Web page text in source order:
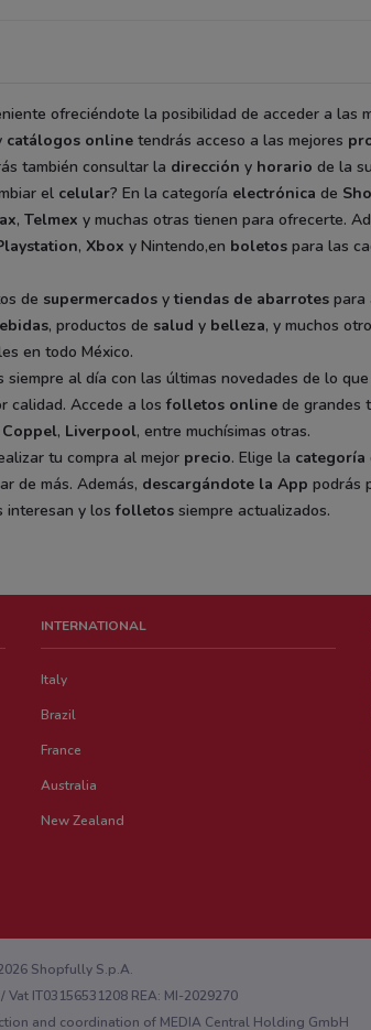
ofreciéndote la posibilidad de acceder a las
catálogos online tendrás acceso a las mejores
también consultar la dirección y horario de la
el celular? En la categoría electrónica de
, Telmex y muchas otras tienen para ofrecerte.
, Xbox y Nintendo,en boletos para las
de supermercados ytiendas de abarrotes para
, productos de salud y belleza, y muchos
en todo México.
siempre al día con las últimas novedades de lo
calidad. Accede a losfolletos online de grandes
Coppel, Liverpool, entre muchísimas otras.
tu compra al mejor precio. Elige la categoría
de más. Además, descargándote la App podrás
interesan y losfolletos siempre actualizados.
INTERNATIONAL
Italy
Brazil
France
Australia
New Zealand
Shopfully S.p.A.
IT03156531208 REA: MI-2029270
and coordination of MEDIA Central Holding GmbH